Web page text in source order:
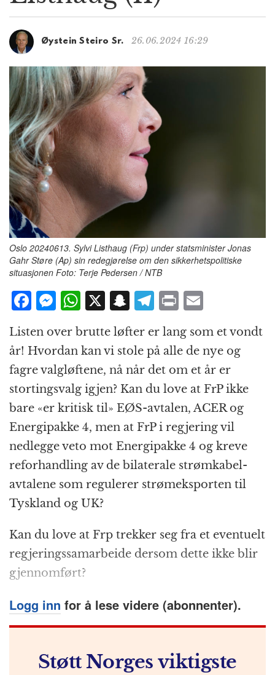
g
t
Øystein Steiro Sr. 26.06.2024 16:29
Oslo 20240613. Sylvi Listhaug (Frp) under statsminister Jonas
Gahr Støre (Ap) sin redegjørelse om den sikkerhetspolitiske
situasjonen Foto: Terje Pedersen / NTB
F
c
e
b
o
o
k
M
ss
e
n
g
e
r
W
at
s
A
p
p
X S
n
a
p
c
h
at
T
el
e
g
r
a
m
P
n
t
ai
l
Listen over brutte løfter er lang som et vondt
år! Hvordan kan vi stole på alle de nye og
fagre valg­løftene, nå når det om et år er
stortings­valg igjen? Kan du love at FrP ikke
bare «er kritisk til» EØS-avtalen, ACER og
Energipakke 4, men at FrP i regjering vil
nedlegge veto mot Energipakke 4 og kreve
reforhandling av de bilaterale strøm­kabel­
avtalene som regulerer strøm­eksporten til
Tyskland og UK?
Kan du love at Frp trekker seg fra et eventuelt
regjeringssamarbeide dersom dette ikke blir
gjennomført?
Logg inn for å lese videre (abonnenter).
Støtt Norges viktigste